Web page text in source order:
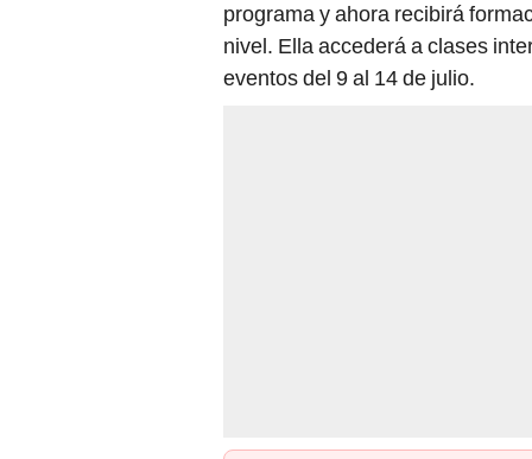
programa y ahora recibirá
nivel. Ella accederá a clases
eventos del 9 al 14 de julio.